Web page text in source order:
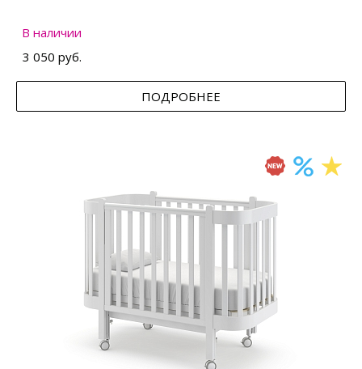
В наличии
3 050 руб.
ПОДРОБНЕЕ